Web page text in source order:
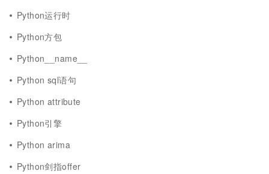
Python运行时
Python方包
Python__name__
Python sql语句
Python attribute
Python引擎
Python arima
Python剑指offer